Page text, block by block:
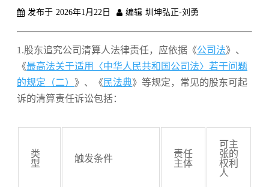
发布于 2026年1月22日 编辑 圳坤弘正-刘勇
1.股东追究公司清算人法律责任，应依据《公司法》、
《最高法关于适用〈中华人民共和国公司法〉若干问题
的规定（二） 》、《 民法典》等规定，常见的股东可起
诉的清算责任诉讼包括：
类
型
触发条件
责任
主体
可主
张的
权利
人